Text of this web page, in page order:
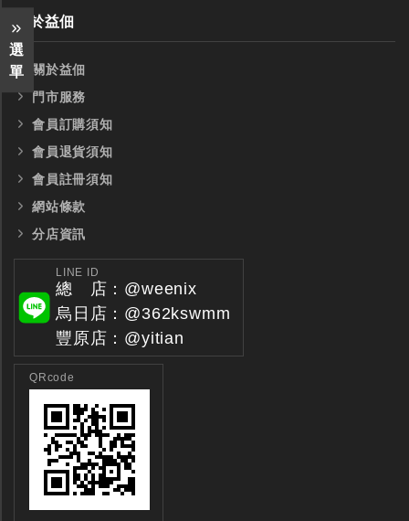
選
單
台製WEENIX四刃全鎢鋼銑刀
銑刀
關於益佃
關於益佃
門市服務
會員訂購須知
會員退貨須知
會員註冊須知
網站條款
分店資訊
LINE ID
總 店：@weenix
烏日店：@362kswmm
豐原店：@yitian
QRcode